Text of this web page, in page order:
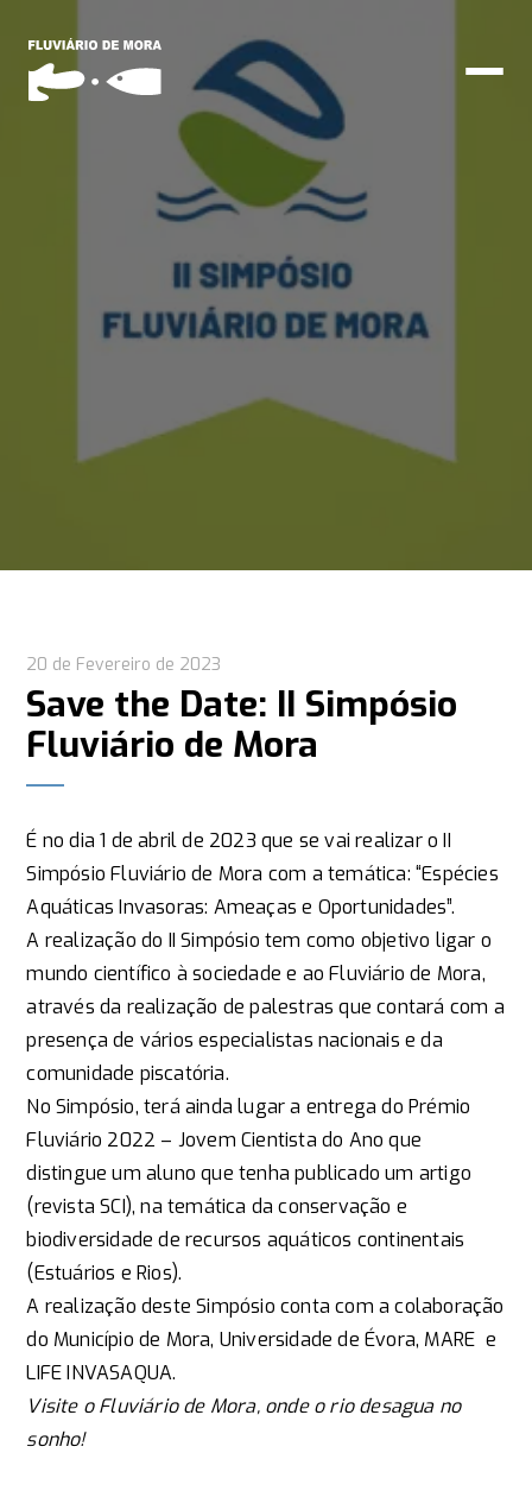
20 de Fevereiro de 2023
Save the Date: II Simpósio
Fluviário de Mora
É no dia 1 de abril de 2023 que se vai realizar o II
Simpósio Fluviário de Mora com a temática: “Espécies
Aquáticas Invasoras: Ameaças e Oportunidades”.
A realização do II Simpósio tem como objetivo ligar o
mundo científico à sociedade e ao Fluviário de Mora,
através da realização de palestras que contará com a
presença de vários especialistas nacionais e da
comunidade piscatória.
No Simpósio, terá ainda lugar a entrega do Prémio
Fluviário 2022 – Jovem Cientista do Ano que
distingue um aluno que tenha publicado um artigo
(revista SCI), na temática da conservação e
biodiversidade de recursos aquáticos continentais
(Estuários e Rios).
A realização deste Simpósio conta com a colaboração
do Município de Mora, Universidade de Évora, MARE e
LIFE INVASAQUA.
Visite o Fluviário de Mora, onde o rio desagua no
sonho!​​